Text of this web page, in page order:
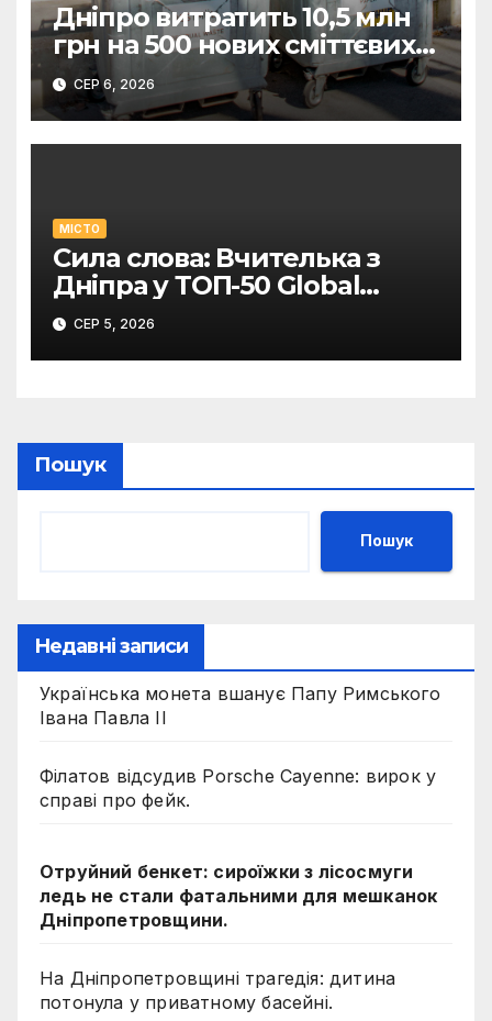
Дніпро витратить 10,5 млн
грн на 500 нових сміттєвих
контейнерів.
СЕР 6, 2026
МІСТО
Сила слова: Вчителька з
Дніпра у ТОП-50 Global
Teacher Prize Ukraine
СЕР 5, 2026
Пошук
Пошук
Недавні записи
Українська монета вшанує Папу Римського
Івана Павла II
Філатов відсудив Porsche Cayenne: вирок у
справі про фейк.
Отруйний бенкет: сироїжки з лісосмуги
ледь не стали фатальними для мешканок
Дніпропетровщини.
На Дніпропетровщині трагедія: дитина
потонула у приватному басейні.